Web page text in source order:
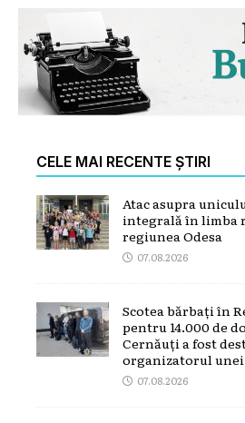
CELE MAI RECENTE ȘTIRI
Atac asupra
integrală în limba
regiunea Odesa
07.08.2026
Scotea bărbați în
pentru 14.000 de
Cernăuți a fost
organizatorul unei
07.08.2026